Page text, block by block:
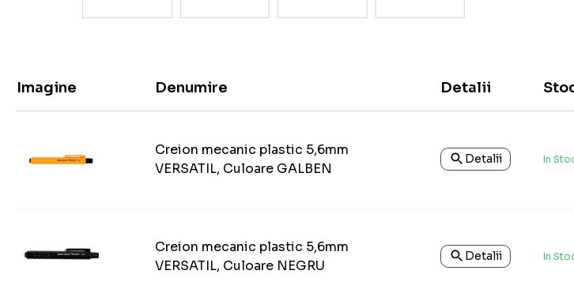
Imagine Denumire Detalii
Creion mecanic plastic 5,6mm
VERSATIL, Culoare GALBEN
Detalii In
Creion mecanic plastic 5,6mm
VERSATIL, Culoare NEGRU
Detalii In